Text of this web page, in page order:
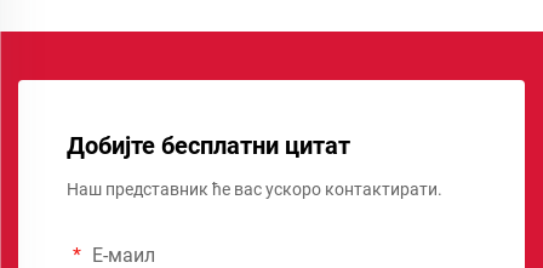
Добијте бесплатни цитат
Наш представник ће вас ускоро контактирати.
Е-маил